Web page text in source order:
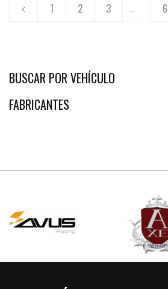
1 2 3 6
BUSCAR POR VEHÍCULO
FABRICANTES